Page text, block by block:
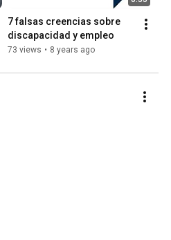
7 falsas creencias sobre
discapacidad y empleo
73 views • 8 years ago